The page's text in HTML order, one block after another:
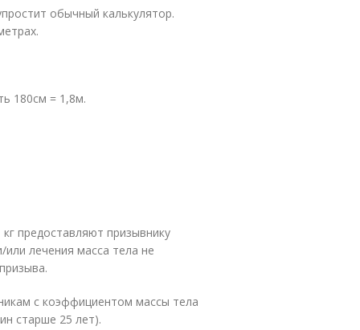
обычный калькулятор.
180см = 1,8м.
предоставляют призывнику
лечения масса тела не
с коэффициентом массы тела
старше 25 лет).